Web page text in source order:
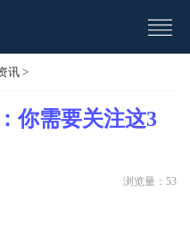
讯>
你需要关注这3
浏览量：53